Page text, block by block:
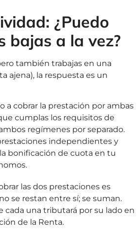
¿Puedo
bajas a la vez?
también trabajas en una
ajena), la respuesta es un
a cobrar la prestación por ambas
cumplas los requisitos de
regímenes por separado.
independientes y
bonificación de cuota en tu
las dos prestaciones es
se restan entre sí; se suman.
cada una tributará por su lado en
de la Renta.